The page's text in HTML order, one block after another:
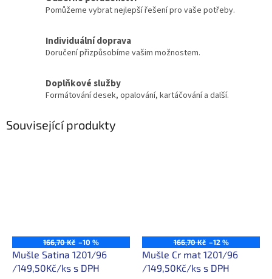
Pomůžeme vybrat nejlepší řešení pro vaše potřeby.
Individuální doprava
Doručení přizpůsobíme vašim možnostem.
Doplňkové služby
Formátování desek, opalování, kartáčování a další.
Související produkty
166,70 Kč –10 %
Mušle Satina 1201/96
/149,50Kč/ks s DPH
166,70 Kč –12 %
Mušle Cr mat 1201/96
/149,50Kč/ks s DPH